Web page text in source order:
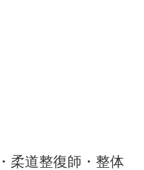
柔道整復師・整体